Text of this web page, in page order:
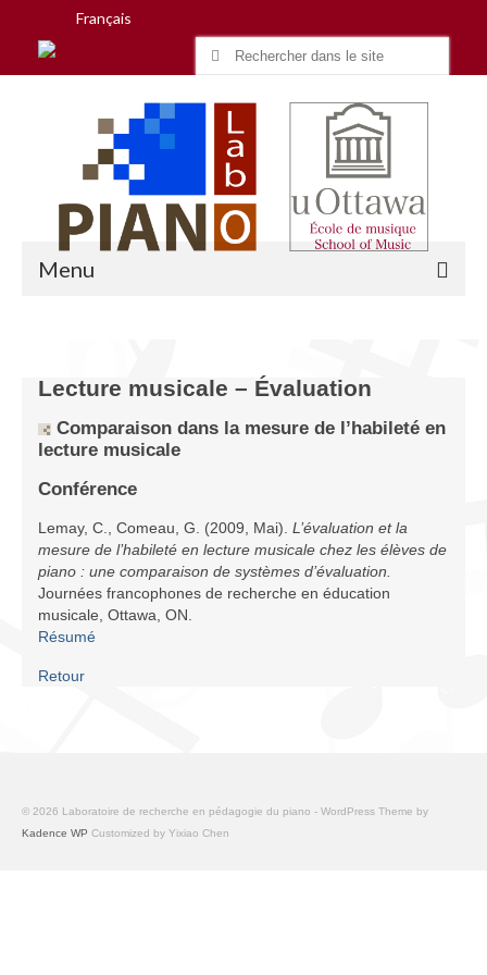
Français
Search
Menu
Recherche
Équipe
Programmes
Publications
Ressources
Archives
Lecture musicale – Évaluation
Comparaison dans la mesure de l’habileté en
lecture musicale
Conférence
Lemay, C., Comeau, G. (2009, Mai). L’évaluation et la
mesure de l’habileté en lecture musicale chez les élèves de
piano : une comparaison de systèmes d’évaluation.
Journées francophones de recherche en éducation
musicale, Ottawa, ON.
Résumé
Retour
© 2026 Laboratoire de recherche en pédagogie du piano - WordPress Theme by
Kadence WP Customized by Yixiao Chen